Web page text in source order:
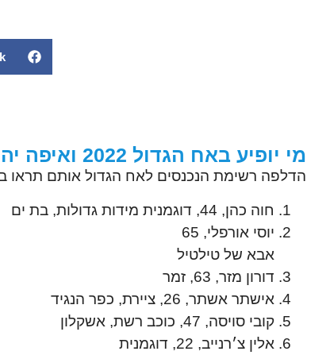
מי יופיע באח הגדול 2022 ואיפה יהיה שידור חי?
הדלפה רשימת הנכנסים לאח הגדול אותם תראו
חוה כהן, 44, דוגמנית מידות גדולות, בת ים
יוסי אורפלי, 65
אבא של טילטיל
דורון מזר, 63, זמר
אישתר אשתר, 26, ציירת, כפר הנגיד
קובי סויסה, 47, כוכב רשת, אשקלון
אלין צ׳רנייב, 22, דוגמנית